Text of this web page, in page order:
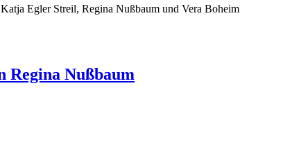
Egler Streil, Regina Nußbaum und Vera Boheim
Regina Nußbaum